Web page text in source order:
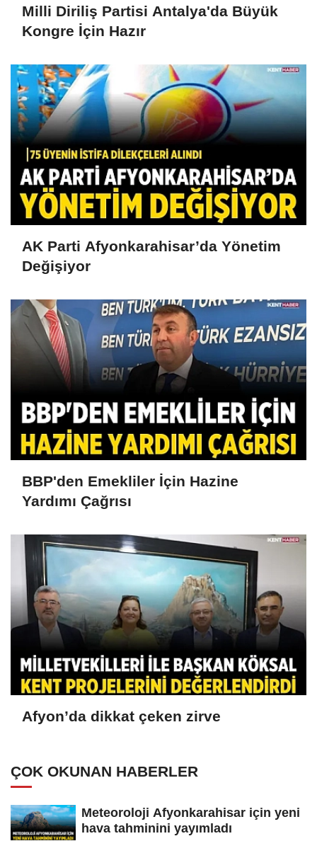
Milli Diriliş Partisi Antalya'da Büyük
Kongre İçin Hazır
AK Parti Afyonkarahisar’da Yönetim
Değişiyor
BBP'den Emekliler İçin Hazine
Yardımı Çağrısı
Afyon’da dikkat çeken zirve
ÇOK OKUNAN HABERLER
Meteoroloji Afyonkarahisar için yeni
hava tahminini yayımladı